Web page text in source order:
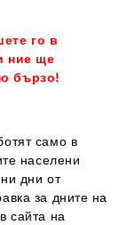
го в
ние ще
бързо!
само в
населени
дни от
за дните на
сайта на